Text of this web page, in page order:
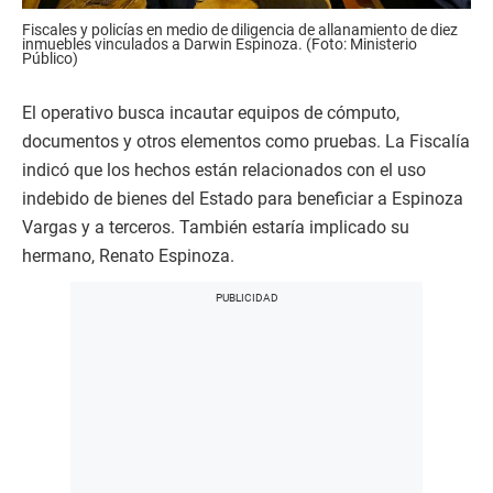
Fiscales y policías en medio de diligencia de allanamiento de diez
inmuebles vinculados a Darwin Espinoza. (Foto: Ministerio
Público)
El operativo busca incautar equipos de cómputo,
documentos y otros elementos como pruebas. La Fiscalía
indicó que los hechos están relacionados con el uso
indebido de bienes del Estado para beneficiar a Espinoza
Vargas y a terceros. También estaría implicado su
hermano, Renato Espinoza.